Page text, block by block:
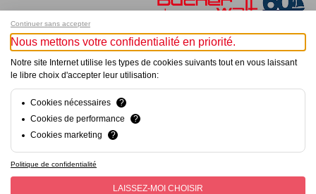
© Bucher+Walt 2011-2026
hsolutions.ch
Continuer sans accepter
Nous mettons votre confidentialité en priorité.
Notre site Internet utilise les types de cookies suivants tout en vous laissant
le libre choix d'accepter leur utilisation:
Cookies nécessaires
?
Cookies de performance
?
Cookies marketing
?
Politique de confidentialité
LAISSEZ-MOI CHOISIR